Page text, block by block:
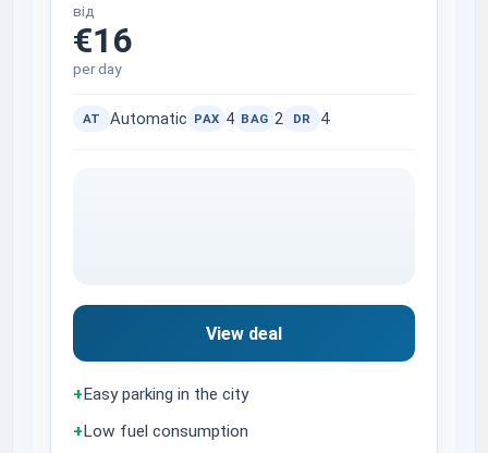
від
€16
per day
AT Automatic PAX 4 BAG 2 DR 4
View deal
+ Easy parking in the city
+ Low fuel consumption